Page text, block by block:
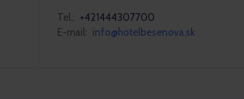
Tel.: +421444307700
E-mail: info@hotelbesenova.sk